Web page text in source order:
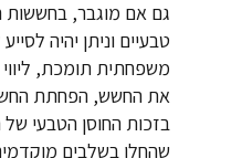
גם אם מוגבר, בחששות
טבעיים וניתן יהיה
משפחתית תומכת, ליווי
את החשש, הפחתת
בזכות החוסן הטבעי
שהחלו בשלבים